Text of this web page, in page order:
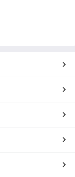
бруду в
У нас
та